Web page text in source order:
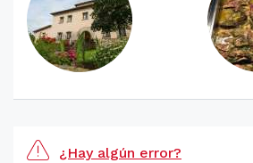
¿Hay algún error?